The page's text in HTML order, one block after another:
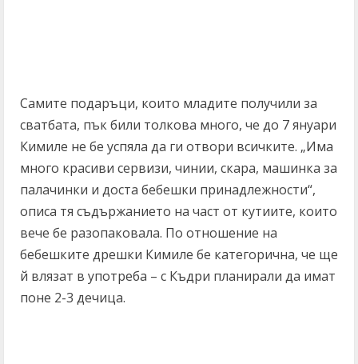
Самите подаръци, които младите получили за
сватбата, пък били толкова много, че до 7 януари
Кимиле не бе успяла да ги отвори всичките. „Има
много красиви сервизи, чинии, скара, машинка за
палачинки и доста бебешки принадлежности“,
описа тя съдържанието на част от кутиите, които
вече бе разопаковала. По отношение на
бебешките дрешки Кимиле бе категорична, че ще
й влязат в употреба – с Къдри планирали да имат
поне 2-3 дечица.